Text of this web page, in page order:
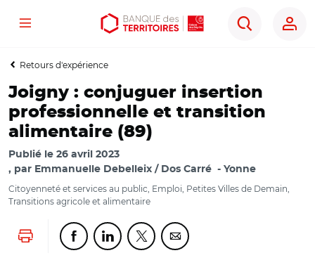
Aller
contenu
Aller
menu
Ouvrir
outils
Menu
Rechercher
Retours d'expérience
Joigny : conjuguer insertion
professionnelle et transition
alimentaire (89)
Publié le 26 avril 2023
par Emmanuelle Debelleix / Dos Carré Yonne
Citoyenneté et services au public, Emploi, Petites Villes de Demain,
Transitions agricole et alimentaire
Lancer l'impressionPartager cette page sur Facebook
Partager cette page sur Linkedin
Partager cette page sur Twitter
Partager cette page sur